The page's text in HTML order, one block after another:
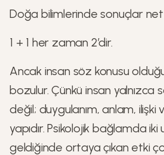
Doğa bilimlerinde sonuçlar
1 + 1 her zaman 2’dir.
Ancak insan söz konusu
bozulur. Çünkü insan yalnızca
değil; duygulanım, anlam, ilişki
yapıdır. Psikolojik bağlamda
geldiğinde ortaya çıkan etki